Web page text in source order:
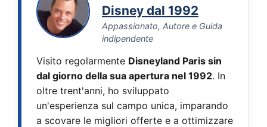
Disney dal 1992
Appassionato, Autore e Guida
indipendente
Visito regolarmente Disneyland Paris sin
dal giorno della sua apertura nel 1992. In
oltre trent'anni, ho sviluppato
un'esperienza sul campo unica, imparando
a scovare le migliori offerte e a ottimizzare